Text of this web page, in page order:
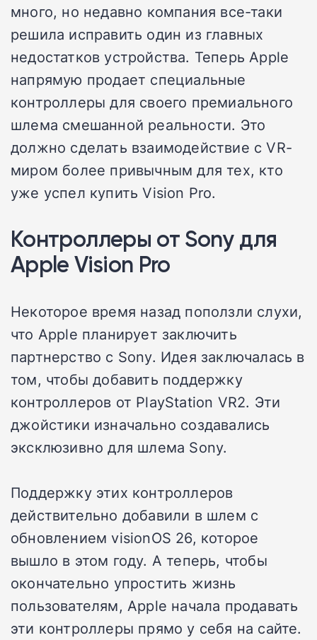
много, но недавно компания все-таки
решила исправить один из главных
недостатков устройства. Теперь Apple
напрямую продает специальные
контроллеры для своего премиального
шлема смешанной реальности. Это
должно сделать взаимодействие с VR-
миром более привычным для тех, кто
уже успел купить Vision Pro.
Контроллеры от Sony для
Apple Vision Pro
Некоторое время назад поползли слухи,
что Apple планирует заключить
партнерство с Sony. Идея заключалась в
том, чтобы добавить поддержку
контроллеров от PlayStation VR2. Эти
джойстики изначально создавались
эксклюзивно для шлема Sony.
Поддержку этих контроллеров
действительно добавили в шлем с
обновлением visionOS 26, которое
вышло в этом году. А теперь, чтобы
окончательно упростить жизнь
пользователям, Apple начала продавать
эти контроллеры прямо у себя на сайте.